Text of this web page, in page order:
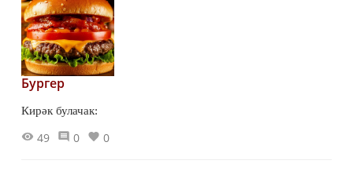
Бургер
Кирәк булачак:
49 0 0